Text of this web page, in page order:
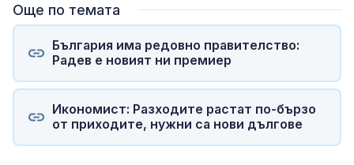
Още по темата
България има редовно правителство:
Радев е новият ни премиер
Икономист: Разходите растат по-бързо
от приходите, нужни са нови дългове